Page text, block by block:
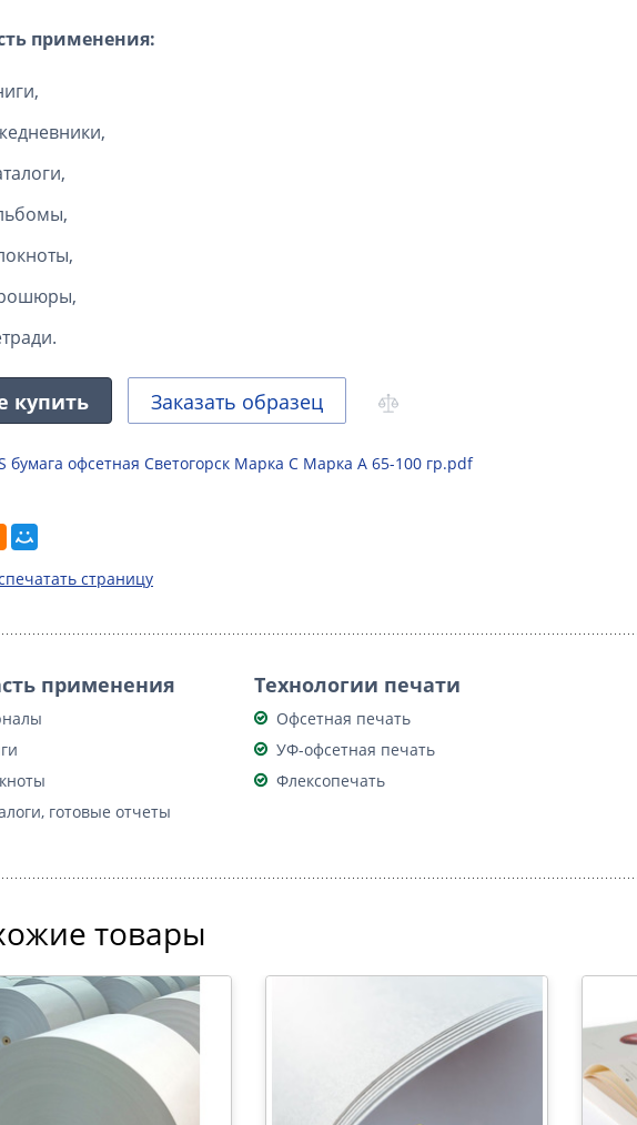
применения:
купить Заказать образец
бумага офсетная Светогорск Марка С Марка А 65-100 гр.pdf
страницу
применения
готовые отчеты
Технологии печати
Офсетная печать
УФ-офсетная печать
Флексопечать
товары